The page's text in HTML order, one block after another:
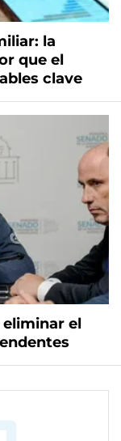
la
que el
clave
el